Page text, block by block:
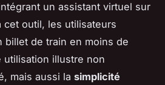
un assistant virtuel sur
cet outil, les utilisateurs
billet de train en moins de
illustre non
mais aussi la simplicité